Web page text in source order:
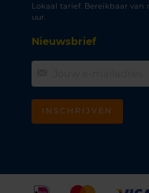
Lokaal tarief. Bereikbaar van
uur.
Nieuwsbrief
INSCHRIJVEN